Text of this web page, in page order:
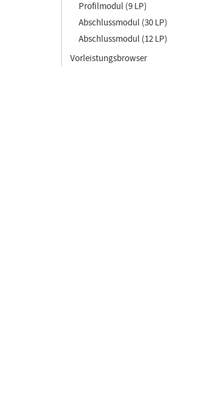
Profilmodul (9 LP)
Abschlussmodul (30 LP)
Abschlussmodul (12 LP)
Vorleistungsbrowser